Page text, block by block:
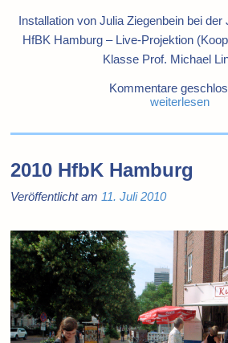
Installation von Julia Ziegenbein bei
HfBK Hamburg – Live-Projektion
Klasse Prof. Michael
Kommentare
weiterlesen
2010 HfbK Hamburg
Veröffentlicht am11. Juli 2010